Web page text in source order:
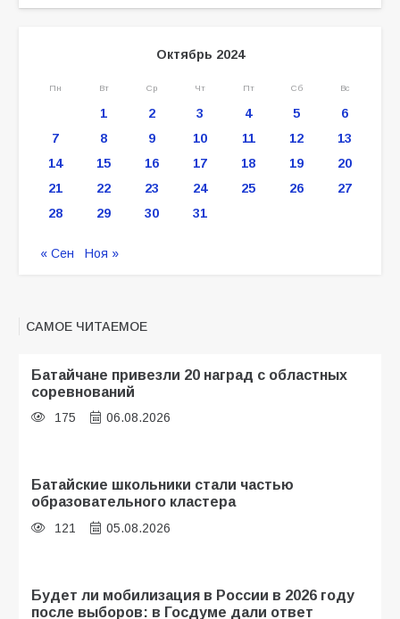
Октябрь 2024
Пн Вт Ср Чт Пт Сб Вс
1 2 3 4 5
6
7
8 9 10 11 12
13
14
15 16 17 18 19
20
21
22 23 24 25 26
27
28
29 30 31
« Сен Ноя »
САМОЕ ЧИТАЕМОЕ
Батайчане привезли 20 наград с областных
соревнований
175 06.08.2026
Батайские школьники стали частью
образовательного кластера
121 05.08.2026
Будет ли мобилизация в России в 2026 году
после выборов: в Госдуме дали ответ